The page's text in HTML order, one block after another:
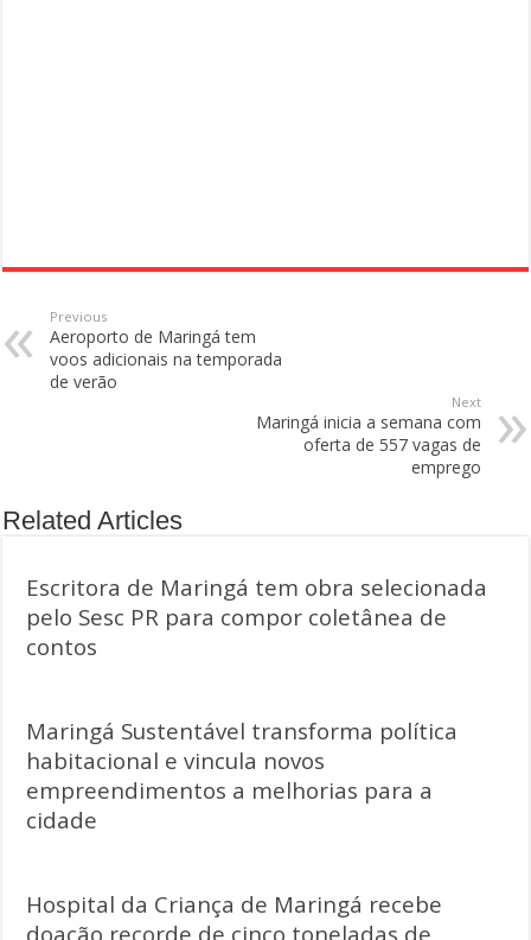
Previous
Aeroporto de Maringá tem
voos adicionais na temporada
de verão
Next
Maringá inicia a semana com
oferta de 557 vagas de
emprego
Related Articles
Escritora de Maringá tem obra selecionada
pelo Sesc PR para compor coletânea de
contos
Maringá Sustentável transforma política
habitacional e vincula novos
empreendimentos a melhorias para a
cidade
Hospital da Criança de Maringá recebe
doação recorde de cinco toneladas de